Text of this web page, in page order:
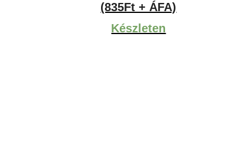
(835Ft + ÁFA)
Készleten